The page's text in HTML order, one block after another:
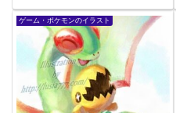
ゲーム・ポケモンのイラスト